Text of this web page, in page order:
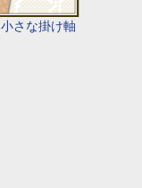
小さな掛け軸